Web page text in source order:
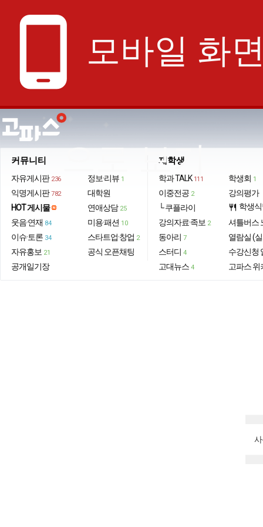
phone_android 모바일 화
으로 보기
커뮤니티
자유게시판 236
익명게시판 782
HOT 게시물
웃음·연재 84
이슈·토론 34
자유홍보 21
공개일기장
정보·리뷰 1
대학원
연애상담 25
미용·패션 10
스타트업·창업 2
공식 오픈채팅
재학생
학과 TALK 111
이중전공 2
└ 쿠플라이
강의자료·족보 2
동아리 7
스터디 4
고대뉴스 4
학생회 1
강의평가
restaurant 학생
셔틀버스
열람실 (
수강신청
고파스 위